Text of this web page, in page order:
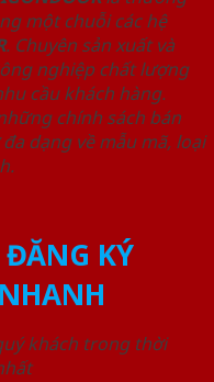
một chuỗi các hệ
. Chuyên sản xuất và
nghiệp chất lượng
cầu khách hàng.
chính sách bán
dạng về mẫu mã, loại
ĐĂNG KÝ
khách trong thời